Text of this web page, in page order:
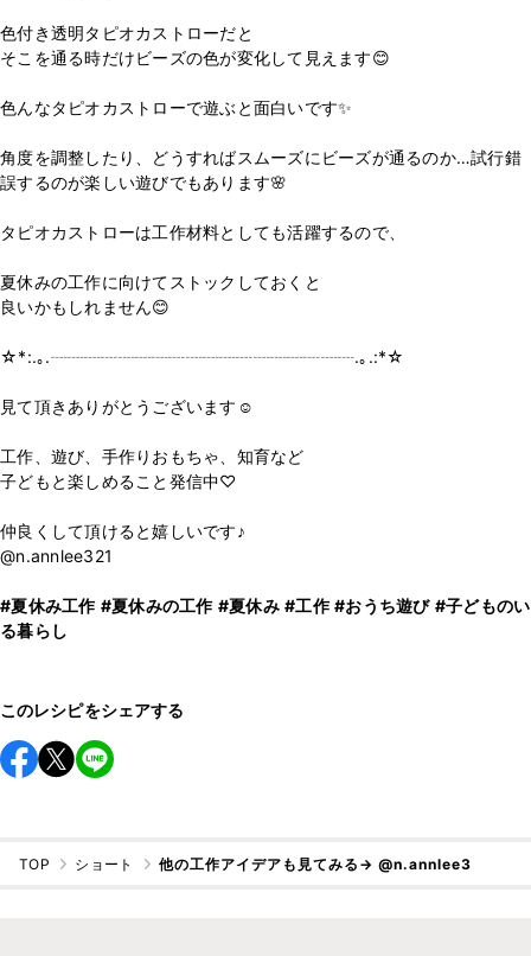
色付き透明タピオカストローだと
そこを通る時だけビーズの色が変化して見えます😊
色んなタピオカストローで遊ぶと面白いです✨
角度を調整したり、どうすればスムーズにビーズが通るのか…試行錯
誤するのが楽しい遊びでもあります🌸
タピオカストローは工作材料としても活躍するので、
夏休みの工作に向けてストックしておくと
良いかもしれません😊
☆*:.｡.┈┈┈┈┈┈┈┈┈┈┈┈┈┈┈┈┈┈.｡.:*☆
見て頂きありがとうございます☺️
工作、遊び、手作りおもちゃ、知育など
子どもと楽しめること発信中♡
仲良くして頂けると嬉しいです♪
@n.annlee321
#夏休み工作 #夏休みの工作 #夏休み #工作 #おうち遊び #子どものい
る暮らし
このレシピをシェアする
TOP ショート 他の工作アイデアも見てみる→ @n.annlee3